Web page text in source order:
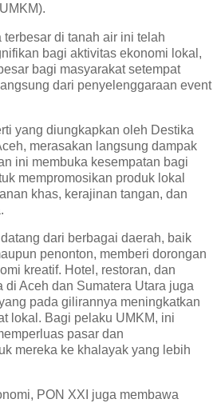
di tanah air ini telah
bagi aktivitas ekonomi lokal,
bagi masyarakat setempat
dari penyelenggaraan event
yang diungkapkan oleh Destika
merasakan langsung dampak
ini membuka kesempatan bagi
mempromosikan produk lokal
khas, kerajinan tangan, dan
dari berbagai daerah, baik
penonton, memberi dorongan
kreatif. Hotel, restoran, dan
di Aceh dan Sumatera Utara juga
pada gilirannya meningkatkan
lokal. Bagi pelaku UMKM, ini
pasar dan
mereka ke khalayak yang lebih
PON XXI juga membawa